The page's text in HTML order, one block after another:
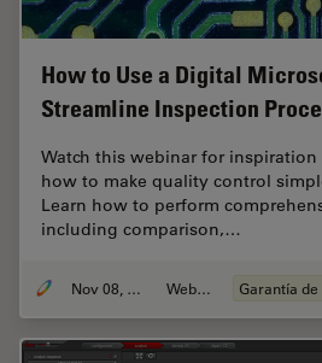
How to Use a Digital
Streamline Inspection
Watch this webinar for
how to make quality control
Learn how to perform
including comparison,…
Nov 08, 2021 Webinar